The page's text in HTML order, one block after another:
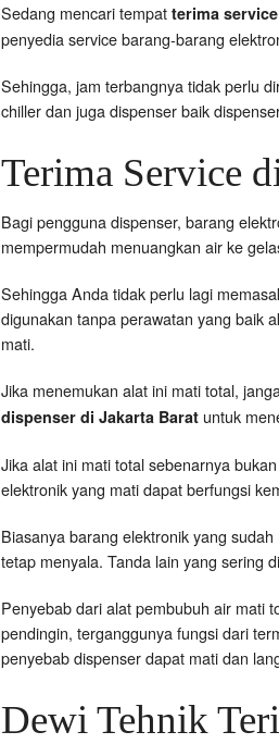
di
Jakarta
Barat
Sedang mencari tempat terima
penyedia service barang-barang
Sehingga, jam terbangnya tidak perlu
chiller dan juga dispenser baik
Terima Service
Bagi pengguna dispenser, barang
mempermudah menuangkan air ke
Sehingga Anda tidak perlu lagi
digunakan tanpa perawatan yang baik
mati.
Jika menemukan alat ini mati total,
dispenser di Jakarta Barat untuk
Jika alat ini mati total sebenarnya
elektronik yang mati dapat berfungsi
Biasanya barang elektronik yang
tetap menyala. Tanda lain yang sering
Penyebab dari alat pembubuh air mati
pendingin, terganggunya fungsi dari
penyebab dispenser dapat mati dan
Dewi Tehnik